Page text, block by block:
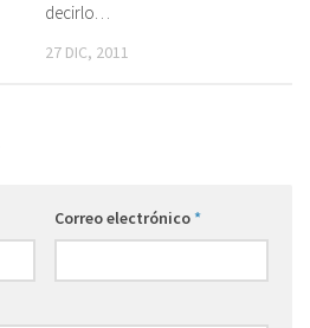
decirlo…
27 DIC, 2011
Correo electrónico*